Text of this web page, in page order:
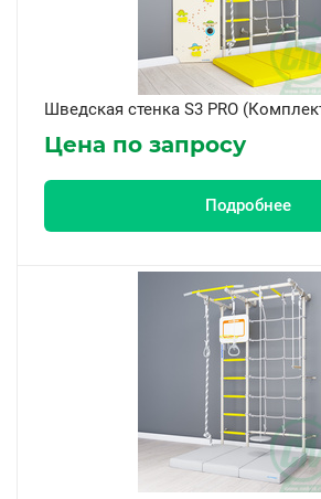
Шведская стенка S3 PRO
Цена по запросу
Подробнее